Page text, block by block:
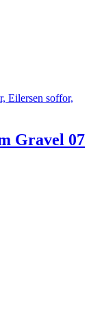
Eilersen soffor,
Gravel 07